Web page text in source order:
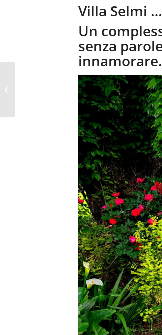
Villa Selmi
Un
senza
innamorare.
Matrimonio Mardimago Villa Selmi